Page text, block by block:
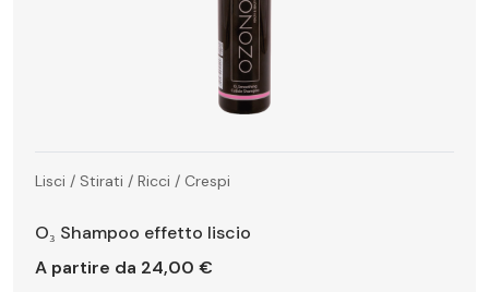
Lisci / Stirati / Ricci / Crespi
O₃ Shampoo effetto liscio
A partire da 24,00 €